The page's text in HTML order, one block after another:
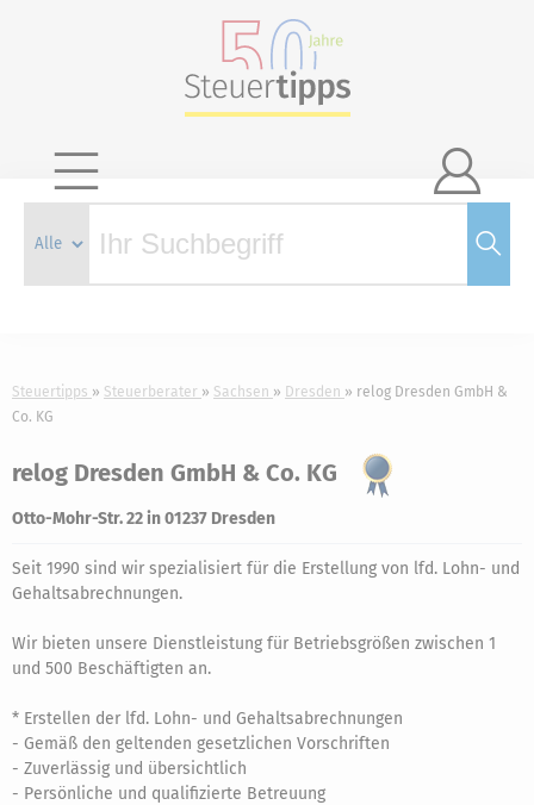

Steuertipps Steuerberater Sachsen Dresden
relog Dresden GmbH &
Co. KG
relog Dresden GmbH & Co. KG
Otto-Mohr-Str. 22 in 01237 Dresden
Seit 1990 sind wir spezialisiert für die Erstellung von lfd. Lohn- und
Gehaltsabrechnungen.
Wir bieten unsere Dienstleistung für Betriebsgrößen zwischen 1
und 500 Beschäftigten an.
* Erstellen der lfd. Lohn- und Gehaltsabrechnungen
- Gemäß den geltenden gesetzlichen Vorschriften
- Zuverlässig und übersichtlich
- Persönliche und qualifizierte Betreuung